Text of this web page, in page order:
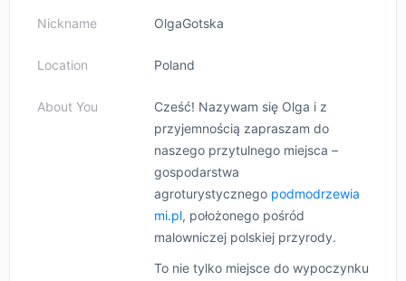
Nickname OlgaGotska
Location Poland
About You
Cześć! Nazywam się Olga i z
przyjemnością zapraszam do
naszego przytulnego miejsca –
gospodarstwa
agroturystycznego podmodrzewia
mi.pl, położonego pośród
malowniczej polskiej przyrody.
To nie tylko miejsce do wypoczynku